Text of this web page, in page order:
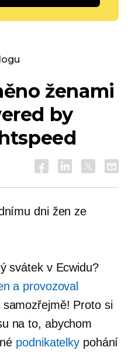
ženami
by
dni žen ze
svátek v Ecwidu?
a provozoval
Proto si
na to, abychom
podnikatelky pohání